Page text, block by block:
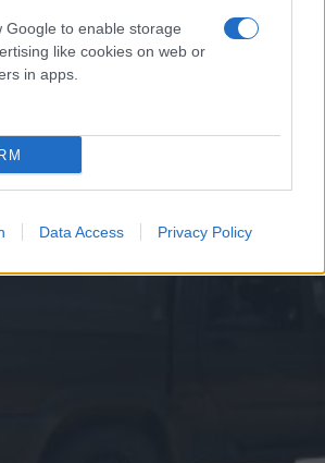
Google to enable storage
like cookies on web or
in apps.
Data Access Privacy Policy